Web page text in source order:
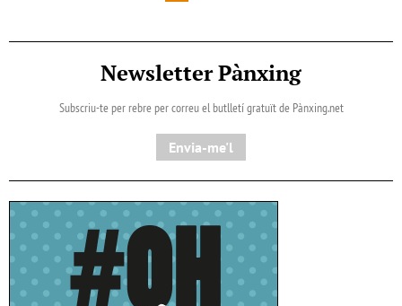
Newsletter Pànxing
Subscriu-te per rebre per correu el butlletí gratuït de Pànxing.net​
Envia-me'l